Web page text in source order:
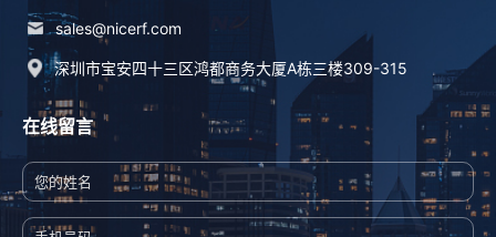
sales@nicerf.com
深圳市宝安四十三区鸿都商务大厦A栋三楼309-315
在线留言